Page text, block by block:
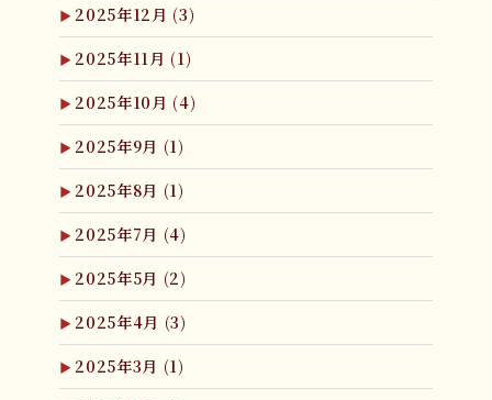
2025年12月 (3)
2025年11月 (1)
2025年10月 (4)
2025年9月 (1)
2025年8月 (1)
2025年7月 (4)
2025年5月 (2)
2025年4月 (3)
2025年3月 (1)